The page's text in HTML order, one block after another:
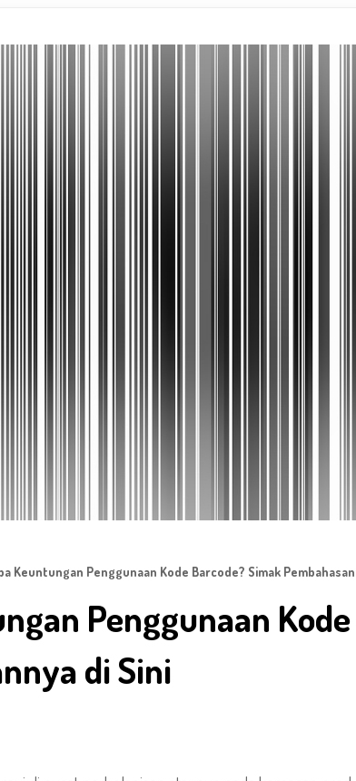
Keuntungan Penggunaan Kode Barcode? Simak
Penggunaan
di Sini